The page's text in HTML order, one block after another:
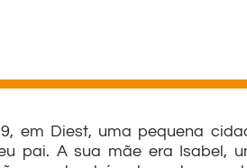
em Diest, uma pequena
pai. A sua mãe era Isabel,